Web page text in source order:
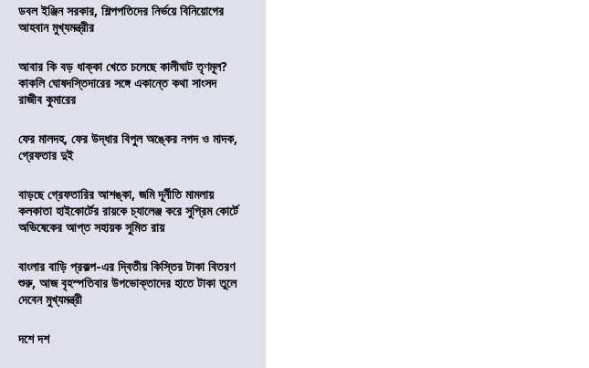
ডবল ইঞ্জিন সরকার, শিল্পপতিদের নির্ভয়ে বিনিয়োগের
আহবান মুখ্যমন্ত্রীর
আবার কি বড় ধাক্কা খেতে চলেছে কালীঘাট তৃণমূল?
কাকলি ঘোষদস্তিদারের সঙ্গে একান্তে কথা সাংসদ
রাজীব কুমারের
ফের মালদহ, ফের উদ্ধার বিপুল অঙ্কের নগদ ও মাদক,
গ্রেফতার দুই
বাড়ছে গ্রেফতারির আশঙ্কা, জমি দূর্নীতি মামলায়
কলকাতা হাইকোর্টের রায়কে চ্যালেঞ্জ করে সুপ্রিম কোর্টে
অভিষেকের আপ্ত সহায়ক সুমিত রায়
বাংলার বাড়ি প্রকল্প-এর দ্বিতীয় কিস্তির টাকা বিতরণ
শুরু, আজ বৃহস্পতিবার উপভোক্তাদের হাতে টাকা তুলে
দেবেন মুখ্যমন্ত্রী
দশে দশ